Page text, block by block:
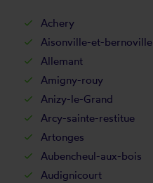
Achery
Aisonville-et-bernoville
Allemant
Amigny-rouy
Anizy-le-Grand
Arcy-sainte-restitue
Artonges
Aubencheul-aux-bois
Audignicourt